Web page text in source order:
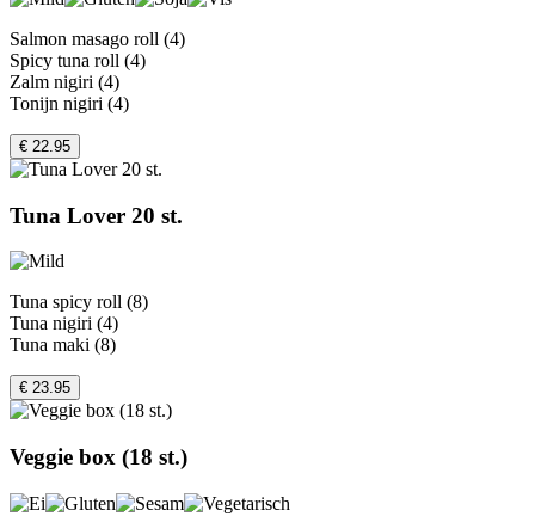
Salmon masago roll (4)
Spicy tuna roll (4)
Zalm nigiri (4)
Tonijn nigiri (4)
€ 22.95
Tuna Lover 20 st.
Tuna spicy roll (8)
Tuna nigiri (4)
Tuna maki (8)
€ 23.95
Veggie box (18 st.)